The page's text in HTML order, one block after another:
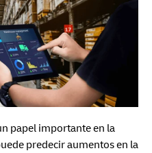
papel importante en la
predecir aumentos en la